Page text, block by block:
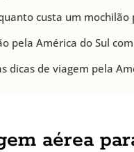
custa um mochilão
pela América do Sul
dicas de viagem pela
aérea